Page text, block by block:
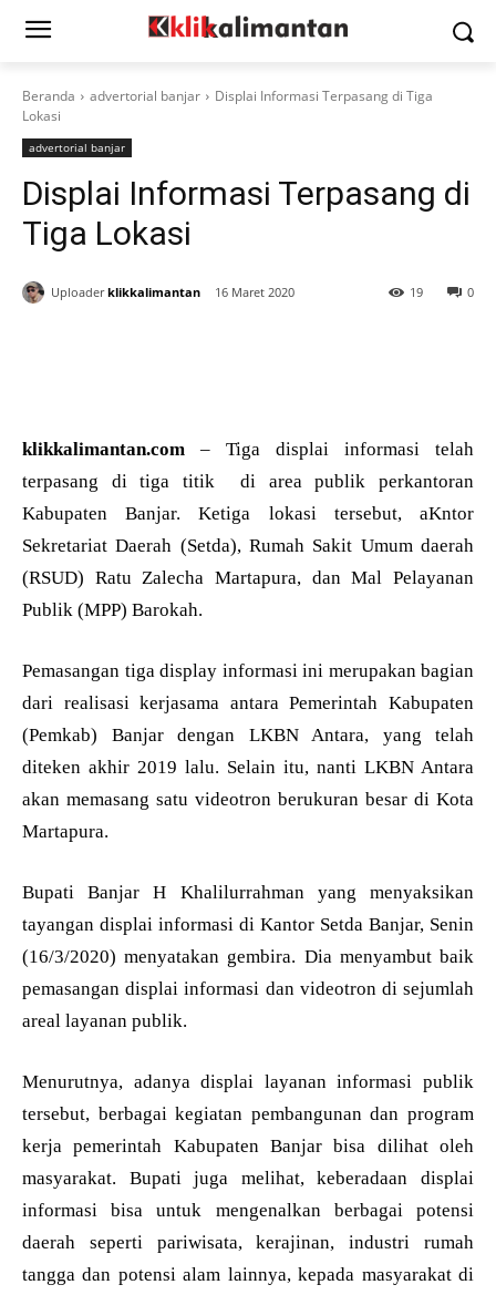
Beranda advertorial banjar
Displai Informasi Terpasang di Tiga
Lokasi
advertorial banjar
Displai Informasi Terpasang di
Tiga Lokasi
Uploader klikkalimantan 16 Maret 2020 0
19
klikkalimantan.com – Tiga displai informasi telah
terpasang di tiga titik di area publik perkantoran
Kabupaten Banjar. Ketiga lokasi tersebut, aKntor
Sekretariat Daerah (Setda), Rumah Sakit Umum daerah
(RSUD) Ratu Zalecha Martapura, dan Mal Pelayanan
Publik (MPP) Barokah.
Pemasangan tiga display informasi ini merupakan bagian
dari realisasi kerjasama antara Pemerintah Kabupaten
(Pemkab) Banjar dengan LKBN Antara, yang telah
diteken akhir 2019 lalu. Selain itu, nanti LKBN Antara
akan memasang satu videotron berukuran besar di Kota
Martapura.
Bupati Banjar H Khalilurrahman yang menyaksikan
tayangan displai informasi di Kantor Setda Banjar, Senin
(16/3/2020) menyatakan gembira. Dia menyambut baik
pemasangan displai informasi dan videotron di sejumlah
areal layanan publik.
Menurutnya, adanya displai layanan informasi publik
tersebut, berbagai kegiatan pembangunan dan program
kerja pemerintah Kabupaten Banjar bisa dilihat oleh
masyarakat. Bupati juga melihat, keberadaan displai
informasi bisa untuk mengenalkan berbagai potensi
daerah seperti pariwisata, kerajinan, industri rumah
tangga dan potensi alam lainnya, kepada masyarakat di